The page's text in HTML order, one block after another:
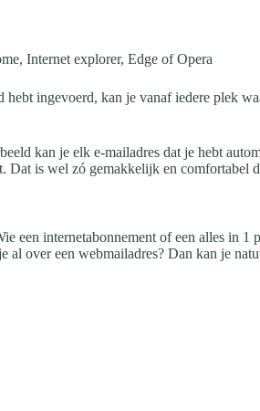
Internet explorer, Edge of Opera
ingevoerd, kan je vanaf iedere plek
kan je elk e-mailadres dat je hebt
Dat is wel zó gemakkelijk en comfortabel
internetabonnement of een alles in 1
al over een webmailadres? Dan kan je